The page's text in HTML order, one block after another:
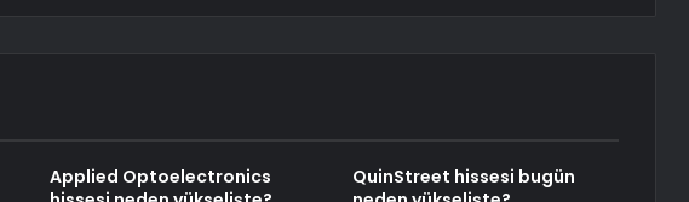
Applied Optoelectronics
QuinStreet hissesi bugün